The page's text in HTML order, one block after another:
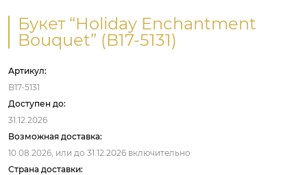
Букет “Holiday Enchantment
Bouquet” (B17-5131)
Артикул:
B17-5131
Доступен до:
31.12.2026
Возможная доставка:
10.08.2026, или до 31.12.2026 включительно
Страна доставки: